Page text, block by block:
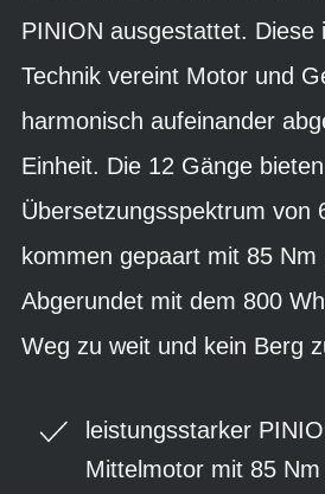
PINION ausgestattet. Diese
Technik vereint Motor und
harmonisch aufeinander
Einheit. Die 12 Gänge
Übersetzungsspektrum von
kommen gepaart mit 85
Abgerundet mit dem 800
Weg zu weit und kein Berg
leistungsstarker
Mittelmotor mit 85